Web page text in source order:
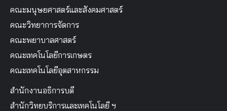
คณะมนุษยศาสตร์และสังคมศาสตร์
คณะวิทยาการจัดการ
คณะพยาบาลศาสตร์
คณะเทคโนโลยีการเกษตร
คณะเทคโนโลยีอุตสาหกรรม
สำนักงานอธิการบดี
สำนักวิทยบริการและเทคโนโลยี ฯ